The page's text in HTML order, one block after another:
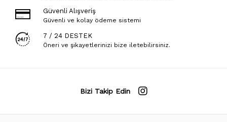
Güvenli Alışveriş
Güvenli ve kolay ödeme sistemi
7 / 24 DESTEK
Öneri ve şikayetlerinizi bize iletebilirsiniz.
Bizi Takip Edin